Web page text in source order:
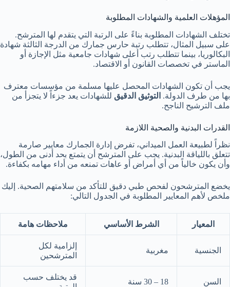
المؤهلات العلمية والشهادات المطلوبة
تختلف الشهادات المطلوبة بناءً على الرتبة التي يتقدم لها المترشح.
على سبيل المثال، تتطلب رتبة حارس جمارك من الدرجة الثالثة شهادة
البكالوريا، بينما تتطلب رتب أعلى شهادات جامعية مثل الإجازة أو
الماستر في تخصصات القانون أو الاقتصاد.
يجب أن تكون الشهادات المحصل عليها مسلمة من مؤسسات معترف
بها من طرف الدولة. التوثيق الدقيق للشهادات يعد جزءاً لا يتجزأ من
ملف الترشيح الناجح.
القدرات البدنية والصحية اللازمة
نظراً لطبيعة العمل الميداني، تفرض إدارة الجمارك معايير صارمة
تتعلق باللياقة البدنية. يجب على المترشح أن يتمتع بحد أدنى من الطول،
وأن يكون خالياً من أي أمراض أو عاهات تمنعه من أداء مهامه بكفاءة.
يخضع المترشحون لفحص طبي دقيق للتأكد من سلامتهم الصحية. إليك
ملخص لأهم المعايير المطلوبة في الجدول التالي:
المعيار الشرط الأساسي ملاحظات هامة
الجنسية مغربية
إلزامية لكل
المترشحين
السن 18 – 30 سنة
قد يختلف حسب